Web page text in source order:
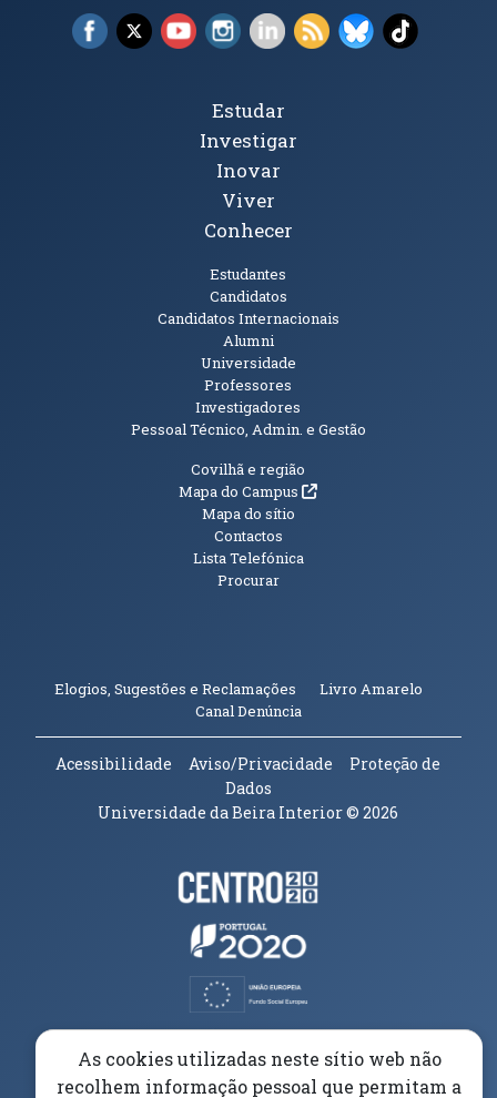
Facebook (abre em nova janela)
X (abre em nova janela)
YouTube (abre em nova janela)
Instagram (abre em nova janela)
LinkedIn (abre em nova
RSS (abre em nova
Bluesky (abre
TikTok
Tópicos Principais
Estudar
Investigar
Inovar
Viver
Conhecer
Estudantes
Candidatos
Candidatos Internacionais
Alumni
Universidade
Professores
Investigadores
Pessoal Técnico, Admin. e Gestão
Informações Adicionais
Covilhã e região
Mapa do Campus(abre em nova janela)
Mapa do sítio
Contactos
Lista Telefónica
Procurar
Elogios, Sugestões e Reclamações Livro Amarelo
Canal Denúncia(abre em nova janela)
Acessibilidade Aviso/Privacidade
Proteção de
Dados
Universidade da Beira Interior© 2026
Parceiros e Financiadores
(abre em nova janela)
As cookies utilizadas neste sítio web não
recolhem informação pessoal que permitam a